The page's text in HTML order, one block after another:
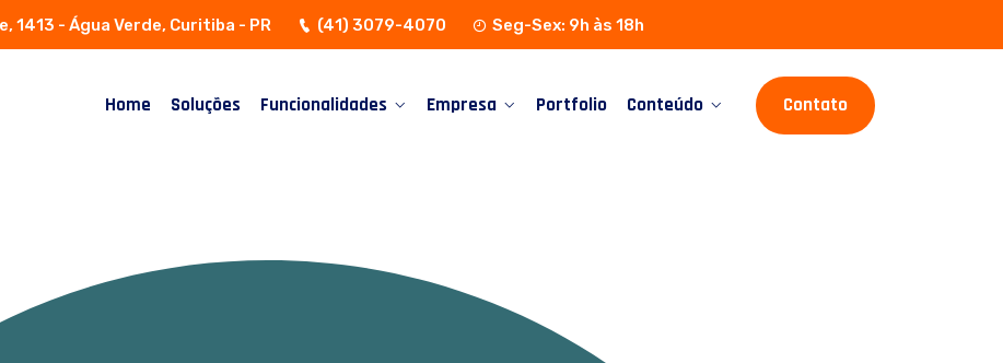
1413 - Água Verde, Curitiba - PR (41) 3079-4070 Seg-Sex: 9h às 18h
Home Soluções Funcionalidades Empresa Portfolio Conteúdo Contato